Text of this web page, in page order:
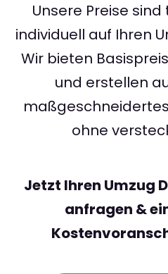
Unsere Preise
individuell auf Ihren
Wir bieten
und erstellen
ohne
Jetzt Ihren Umzug
anfragen &